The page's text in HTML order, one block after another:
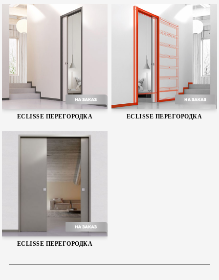
Telescopic Double Syntesis Line Single
ECLISSE ПЕРЕГОРОДКА ECLISSE ПЕРЕГОРОДКА
ECLISSE ПЕРЕГОРОДКА